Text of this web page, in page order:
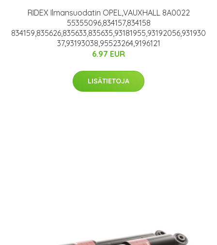
RIDEX Ilmansuodatin OPEL,VAUXHALL 8A0022
55355096,834157,834158
834159,835626,835633,835635,93181955,93192056,931930
37,93193038,95523264,9196121
6.97 EUR
LISÄTIETOJA